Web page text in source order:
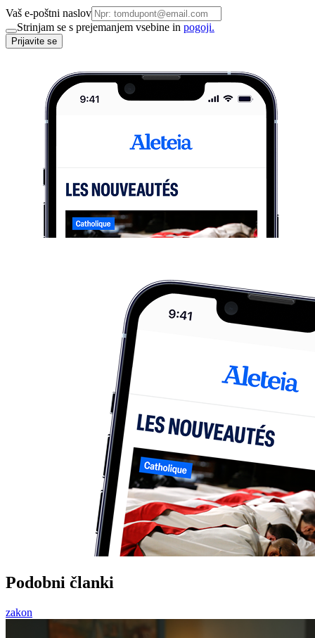
Vaš e-poštni naslov
Strinjam se s prejemanjem vsebine in pogoji.
Prijavite se
Podobni članki
zakon